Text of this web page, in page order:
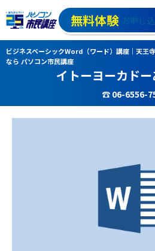
無料体験 お申し
ビジネスベーシックWord（ワード）講座｜天王
なら パソコン市民講座
イトーヨーカド
☎ 06-6556-